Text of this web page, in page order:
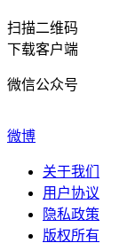
扫描二维码
下载客户端
微信公众号
微博
关于我们
用户协议
隐私政策
版权所有